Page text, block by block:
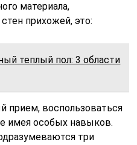
материала,
прихожей, это:
теплый пол: 3 области
воспользоваться
имея особых навыков.
три